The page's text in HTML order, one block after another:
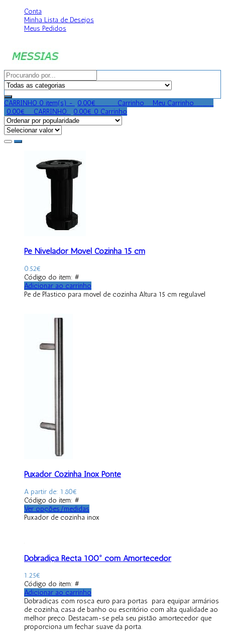
Conta
Minha Lista de Desejos
Meus Pedidos
CARRINHO 0 item(s) - 0.00€ Carrinho Meu Carrinho
0.00€ CARRINHO: 0.00€ 0 Carrinho
Pé Nivelador Móvel Cozinha 15 cm
0.52€
Código do item: #
Adicionar ao carrinho
Pe de Plastico para movel de cozinha Altura 15 cm regulavel
Puxador Cozinha Inox Ponte
A partir de: 1.80€
Código do item: #
Ver opções/medidas
Puxador de cozinha inox
Dobradiça Recta 100º com Amortecedor
1.25€
Código do item: #
Adicionar ao carrinho
Dobradiças com rosca euro para portas para equipar armários
de cozinha, casa de banho ou escritório com alta qualidade ao
melhor preço. Destacam-se pela seu pistão amortecedor que
proporciona um fechar suave da porta.